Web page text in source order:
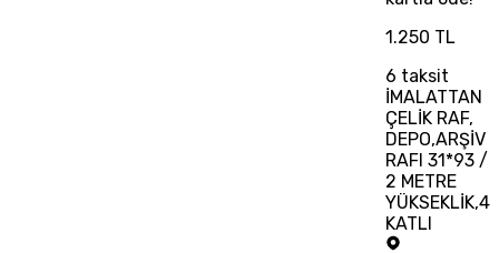
1.250 TL
6 taksit
İMALATTAN
ÇELİK RAF,
DEPO,ARŞİV
RAFI 31*93 /
2 METRE
YÜKSEKLİK,4
KATLI